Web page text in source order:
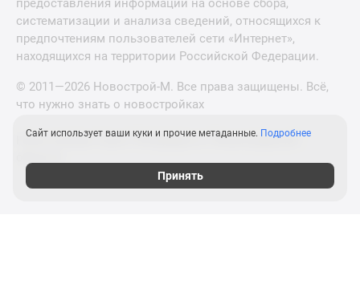
предоставления информации на основе сбора,
систематизации и анализа сведений, относящихся к
предпочтениям пользователей сети «Интернет»,
находящихся на территории Российской Федерации.
© 2011—2026 Новострой-М. Все права защищены. Всё,
что нужно знать о новостройках
Новостройки Санкт-Петербурга и Ленинградской
Сайт использует ваши куки и прочие метаданные. Подробнее
Принять